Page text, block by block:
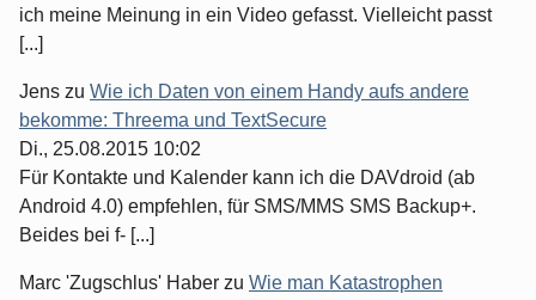
ich meine Meinung in ein Video gefasst. Vielleicht passt
[...]
Jens zu Wie ich Daten von einem Handy aufs andere
bekomme: Threema und TextSecure
Di., 25.08.2015 10:02
Für Kontakte und Kalender kann ich die DAVdroid (ab
Android 4.0) empfehlen, für SMS/MMS SMS Backup+.
Beides bei f- [...]
Marc 'Zugschlus' Haber zu Wie man Katastrophen